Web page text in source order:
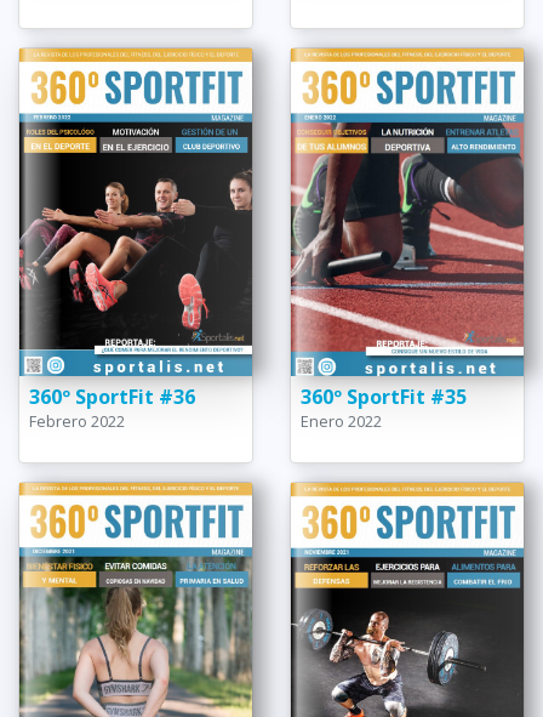
360º SportFit #36
Febrero 2022
360º SportFit #35
Enero 2022